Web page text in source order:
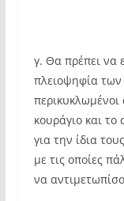
γ. Θα πρέπει να
πλειοψηφία των
κουράγιο και
για την ίδια
με τις οποίες
να